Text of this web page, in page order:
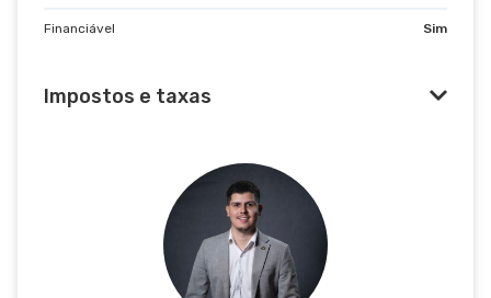
Financiável Sim
Impostos e taxas